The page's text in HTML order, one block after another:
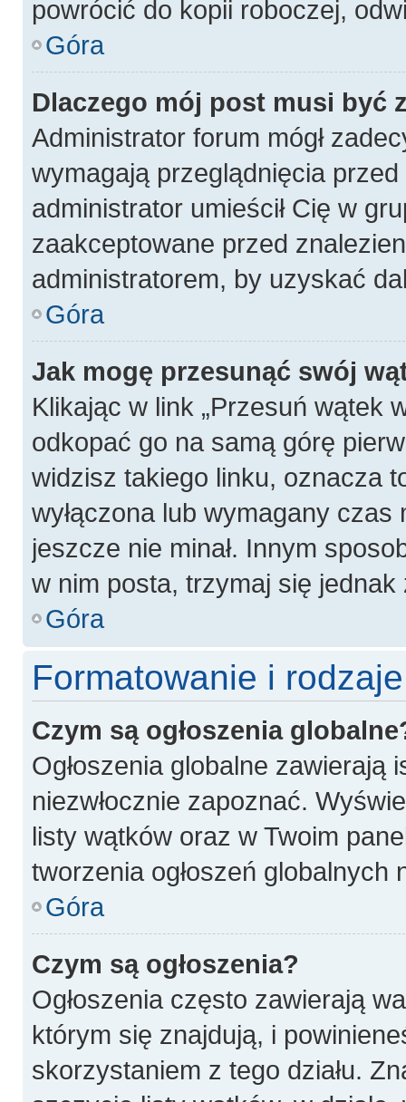
powrócić do kopii roboczej,
Góra
Dlaczego mój post musi być
Administrator forum mógł
wymagają przeglądnięcia
administrator umieścił Cię w
zaakceptowane przed
administratorem, by uzyskać
Góra
Jak mogę przesunąć swój
Klikając w link „Przesuń wątek
odkopać go na samą górę
widzisz takiego linku, oznacza
wyłączona lub wymagany
jeszcze nie minał. Innym
w nim posta, trzymaj się
Góra
Formatowanie i
Czym są ogłoszenia
Ogłoszenia globalne
niezwłocznie zapoznać.
listy wątków oraz w Twoim
tworzenia ogłoszeń globalnych
Góra
Czym są ogłoszenia?
Ogłoszenia często zawierają
którym się znajdują, i
skorzystaniem z tego działu.